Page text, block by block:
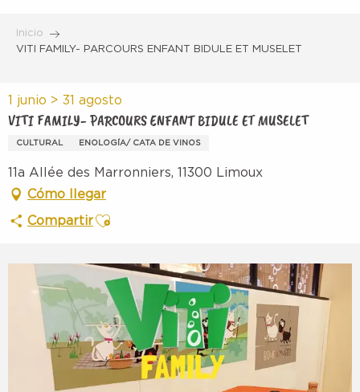
contenu
Inicio
VITI FAMILY- PARCOURS ENFANT BIDULE ET MUSELET
1 junio > 31 agosto
VITI FAMILY- PARCOURS ENFANT BIDULE ET MUSELET
CULTURAL ENOLOGÍA/ CATA DE VINOS
11a Allée des Marronniers, 11300 Limoux
Cómo llegar
CompartirAjouter aux favoris